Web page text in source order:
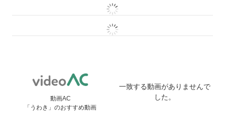
動画AC
「うわき」のおすすめ動画
一致する動画がありませんで
した。